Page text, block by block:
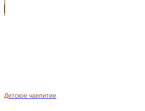
Детское чаепитие